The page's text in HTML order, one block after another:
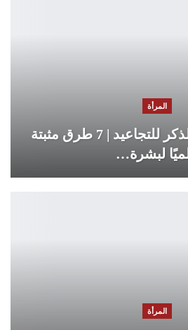
المرأة
فوائد زيت لبان الذكر للتجاعيد | 7 طرق مثبتة
لبشرة…
المرأة